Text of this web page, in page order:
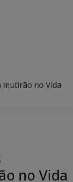
mutirão no Vida
no Vida